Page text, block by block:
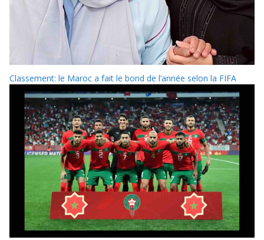
Classement: le Maroc a fait le bond de l’année selon la FIFA